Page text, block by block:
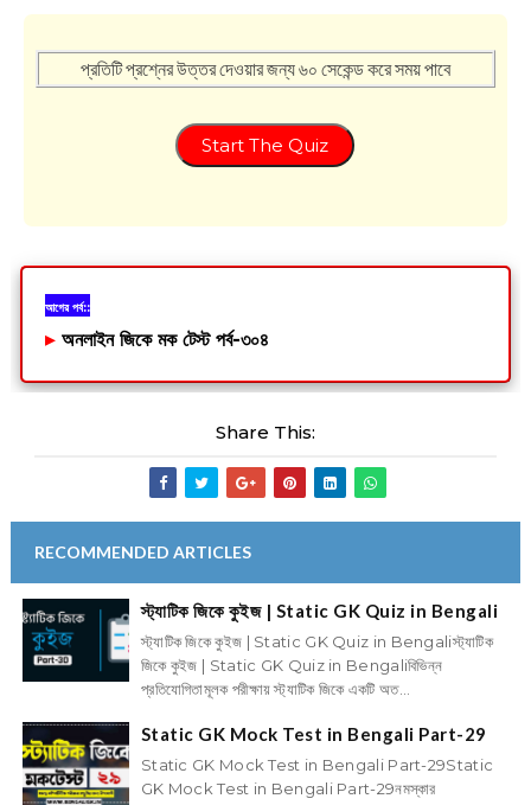
প্রতিটি প্রশ্নের উত্তর দেওয়ার জন্য ৬০ সেকেন্ড করে সময় পাবে
Start The Quiz
আগের পর্ব::
▸ অনলাইন জিকে মক টেস্ট পর্ব-৩০৪
Share This:
RECOMMENDED ARTICLES
স্ট্যাটিক জিকে কুইজ | Static GK Quiz in Bengali
স্ট্যাটিক জিকে কুইজ | Static GK Quiz in Bengaliস্ট্যাটিক
জিকে কুইজ | Static GK Quiz in Bengaliবিভিন্ন
প্রতিযোগিতামূলক পরীক্ষায় স্ট্যাটিক জিকে একটি অত...
Static GK Mock Test in Bengali Part-29
Static GK Mock Test in Bengali Part-29Static
GK Mock Test in Bengali Part-29নমস্কার